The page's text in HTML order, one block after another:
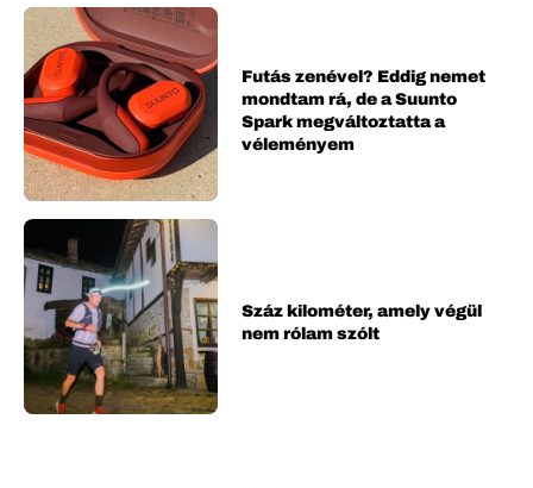
Futás zenével? Eddig nemet
mondtam rá, de a Suunto
Spark megváltoztatta a
véleményem
Száz kilométer, amely végül
nem rólam szólt